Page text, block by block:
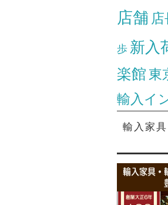
店舗
歩 新入
楽館 東
輸入イ
輸入家